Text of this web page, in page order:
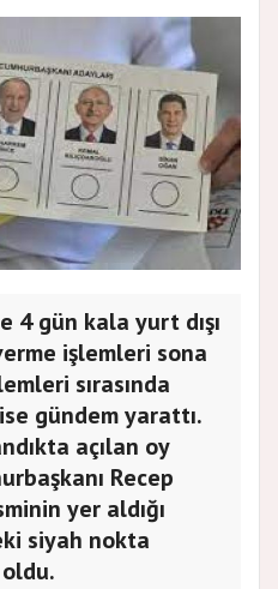
4 gün kala yurt dışı
işlemleri sona
sırasında
gündem yarattı.
açılan oy
Recep
yer aldığı
siyah nokta